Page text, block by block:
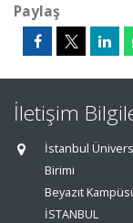
Paylaş
İletişim
İstanbul
Birimi
Beyazıt
İSTANBUL